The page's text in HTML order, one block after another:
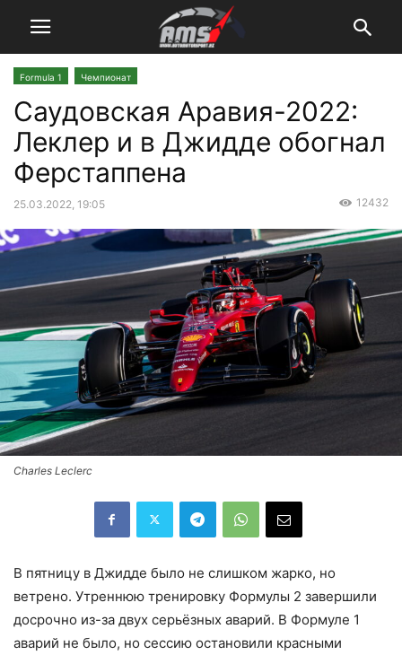
Formula 1 Чемпионат
Саудовская Аравия-2022:
Леклер и в Джидде обогнал
Ферстаппена
25.03.2022, 19:05 12432
Charles Leclerc
В пятницу в Джидде было не слишком жарко, но
ветрено. Утреннюю тренировку Формулы 2 завершили
досрочно из-за двух серьёзных аварий. В Формуле 1
аварий не было, но сессию остановили красными